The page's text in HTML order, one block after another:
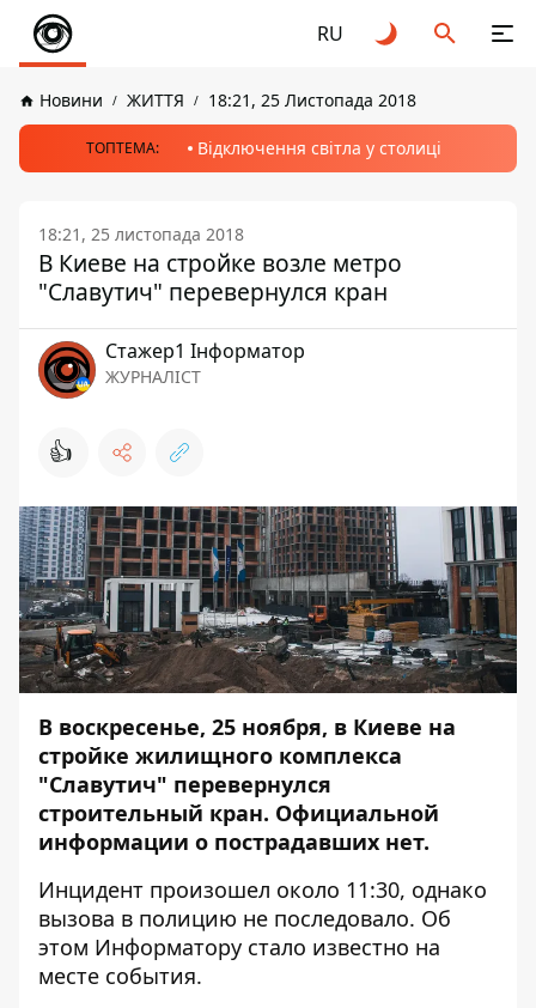
RU
Новини ЖИТТЯ 18:21, 25 Листопада 2018
ТОПТЕМА: Відключення світла у столиці
18:21, 25 листопада 2018
В Киеве на стройке возле метро
"Славутич" перевернулся кран
Стажер1 Інформатор
ЖУРНАЛІСТ
👍
В воскресенье, 25 ноября, в Киеве на
стройке жилищного комплекса
"Славутич" перевернулся
строительный кран. Официальной
информации о пострадавших нет.
Инцидент произошел около 11:30, однако
вызова в полицию не последовало. Об
этом Информатору стало известно на
месте события.